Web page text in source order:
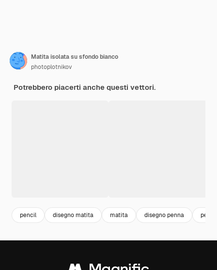
Matita isolata su sfondo bianco
photoplotnikov
Potrebbero piacerti anche questi vettori.
pencil disegno matita matita disegno penna penna